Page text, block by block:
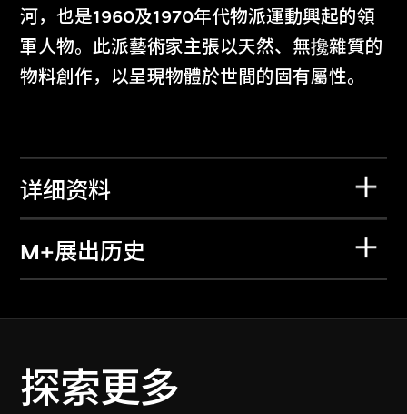
河，也是1960及1970年代物派運動興起的領
軍人物。此派藝術家主張以天然、無攙雜質的
物料創作，以呈現物體於世間的固有屬性。
详细资料
M+展出历史
探索更多